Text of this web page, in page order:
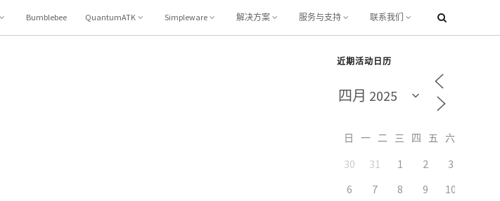
Bumblebee QuantumATK Simpleware 解决方案 服务与支持 联系我们
近期活动日历
日 一 二 三 四 五
30 31 1 2 3
6
7 8 9 10